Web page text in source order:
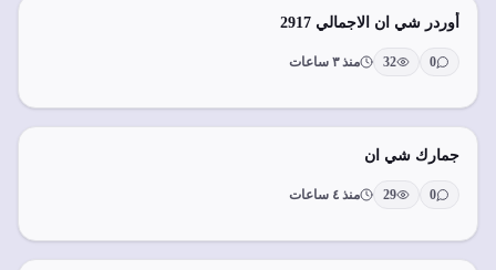
أوردر شي ان الاجمالي 2917
0
32 منذ ٣ ساعات
جمارك شي ان
0
29 منذ ٤ ساعات